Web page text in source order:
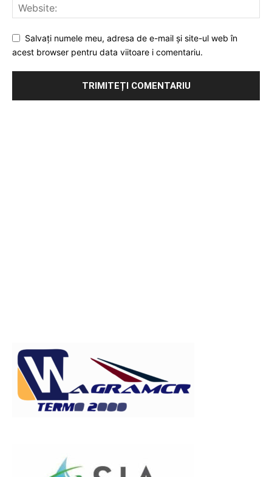
Salvați numele meu, adresa de e-mail și site-ul web în
acest browser pentru data viitoare i comentariu.